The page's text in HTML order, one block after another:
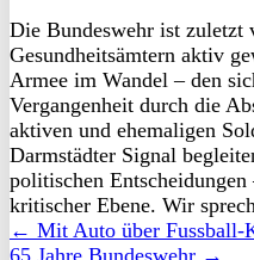
Die Bundeswehr ist zuletzt
Gesundheitsämtern aktiv
Armee im Wandel – den
Vergangenheit durch die
aktiven und ehemaligen
Darmstädter Signal
politischen
kritischer Ebene. Wir
← Mit Auto über Fussball-
65 Jahre Bundeswehr →